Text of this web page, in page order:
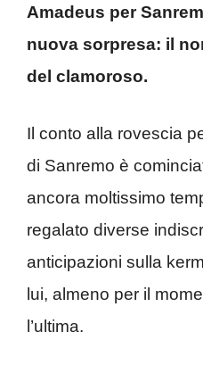
Amadeus per
nuova sorpresa: il
del clamoroso.
Il conto alla rovescia
di Sanremo è
ancora moltissimo
regalato diverse
anticipazioni sulla
lui, almeno per il
l’ultima.